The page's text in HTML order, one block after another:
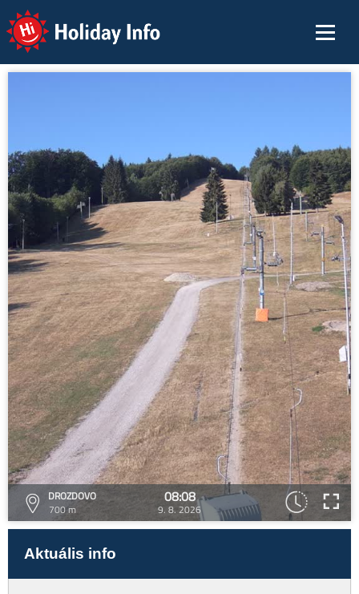
Holiday Info
DROZDOVO
700 m
08:08
9. 8. 2026
Aktuális info